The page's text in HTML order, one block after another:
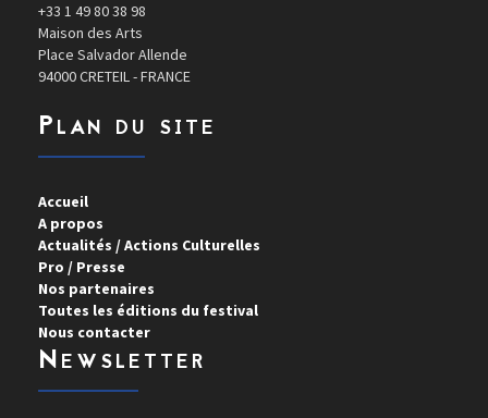
+33 1 49 80 38 98
Maison des Arts
Place Salvador Allende
94000 CRETEIL - FRANCE
Plan du site
Accueil
A propos
Actualités / Actions Culturelles
Pro / Presse
Nos partenaires
Toutes les éditions du festival
Nous contacter
Newsletter